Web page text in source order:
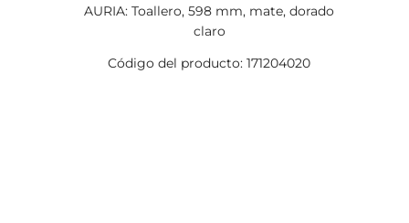
AURIA: Toallero, 598 mm, mate, dorado
claro
Código del producto: 171204020